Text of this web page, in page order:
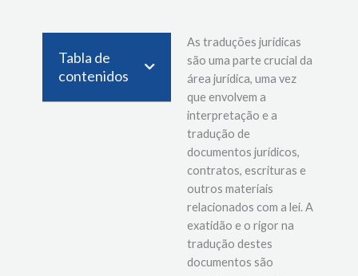
Tabla de
contenidos
As traduções jurídicas
são uma parte crucial da
área jurídica, uma vez
que envolvem a
interpretação e a
tradução de
documentos jurídicos,
contratos, escrituras e
outros materiais
relacionados com a lei. A
exatidão e o rigor na
tradução destes
documentos são